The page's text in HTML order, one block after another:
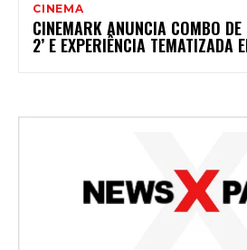
CINEMA
CINEMARK ANUNCIA COMBO DE
2’ E EXPERIÊNCIA TEMATIZADA